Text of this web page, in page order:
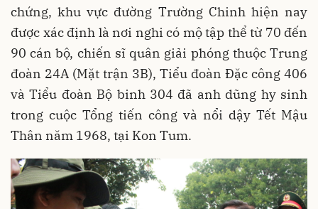
chứng, khu vực đường Trường Chinh hiện nay
được xác định là nơi nghi có mộ tập thể từ 70 đến
90 cán bộ, chiến sĩ quân giải phóng thuộc Trung
đoàn 24A (Mặt trận 3B), Tiểu đoàn Đặc công 406
và Tiểu đoàn Bộ binh 304 đã anh dũng hy sinh
trong cuộc Tổng tiến công và nổi dậy Tết Mậu
Thân năm 1968, tại Kon Tum.